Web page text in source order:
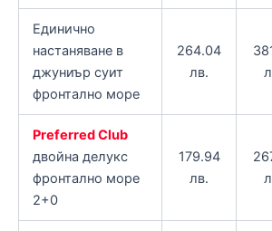
Единично
настаняване в
джуниър суит
фронтално море
264.04
лв.
Preferred Club
двойна делукс
фронтално море
2+0
179.94
лв.